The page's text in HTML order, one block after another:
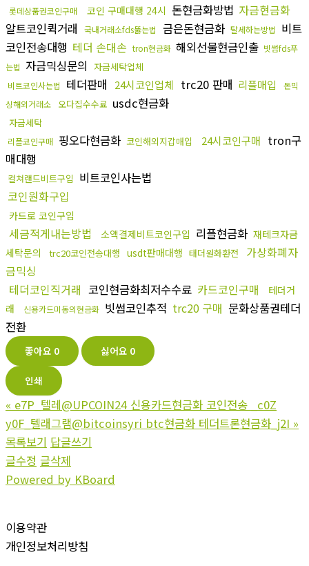
롯데상품권코인구매 코인 구매대행 24시 돈현금화방법 자금현금화
알트코인퀵거래
국내거래소fds뚫는법 금은돈현금화 탈세하는방법
비트
코인전송대행 테더 손대손 tron현금화 해외선물현금인출 빗썸fds푸
는법 자금믹싱문의 자금세탁업체
비트코인사는법 테더판매 24시코인업체 trc20 판매 리플매입
돈믹
싱해외거래소
오다집수수료 usdc현금화
자금세탁
리플코인구매 핑오다현금화 코인해외지갑매입 24시코인구매 tron구
매대행
컬쳐랜드비트구입 비트코인사는법
코인원화구입
카드로 코인구입
세금적게내는방법 소액결제비트코인구입 리플현금화 재테크자금
세탁문의
trc20코인전송대행 usdt판매대행 태더원화환전
가상화폐자
금믹싱
테더코인직거래 코인현금화최저수수료 카드코인구매
테더거
래
신용카드미동의현금화 빗썸코인추적 trc20 구매 문화상품권테더
전환
좋아요 0 싫어요 0
인쇄
« e7P_텔레@UPCOIN24 신용카드현금화 코인전송 _c0Z
y0F_텔래그램@bitcoinsyri btc현금화 테더트론현금화_j2I »
목록보기 답글쓰기
글수정 글삭제
Powered by KBoard
이용약관
개인정보처리방침